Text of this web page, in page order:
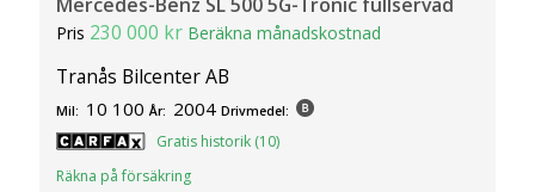
Pris 230 000 kr Beräkna månadskostnad
Tranås Bilcenter AB
Mil: 10 100 År: 2004 Drivmedel:
Gratis historik (10)
Räkna på försäkring